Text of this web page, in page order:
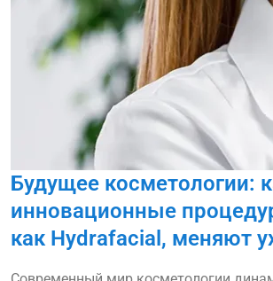
Будущее косметологии:
инновационные
как Hydrafacial, меняют